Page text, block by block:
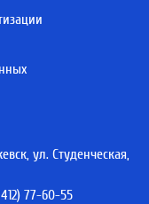
ул. Студенческая,
77-60-55